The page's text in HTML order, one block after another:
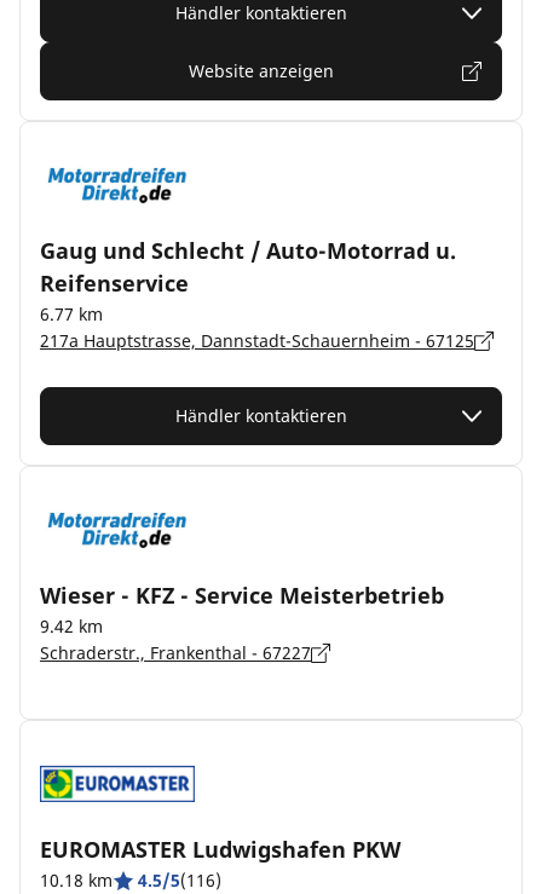
Händler kontaktieren
Website anzeigen
Gaug und Schlecht / Auto-Motorrad u.
Reifenservice
6.77 km
217a Hauptstrasse, Dannstadt-Schauernheim - 67125
Händler kontaktieren
Wieser - KFZ - Service Meisterbetrieb
9.42 km
Schraderstr., Frankenthal - 67227
EUROMASTER Ludwigshafen PKW
10.18 km 4.5/5(116)